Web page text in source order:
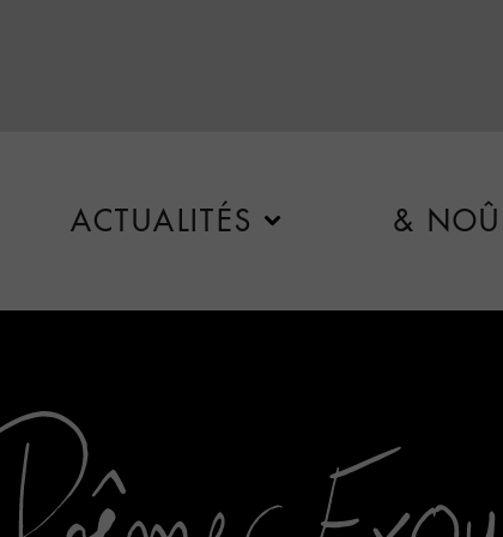
ACTUALITÉS &